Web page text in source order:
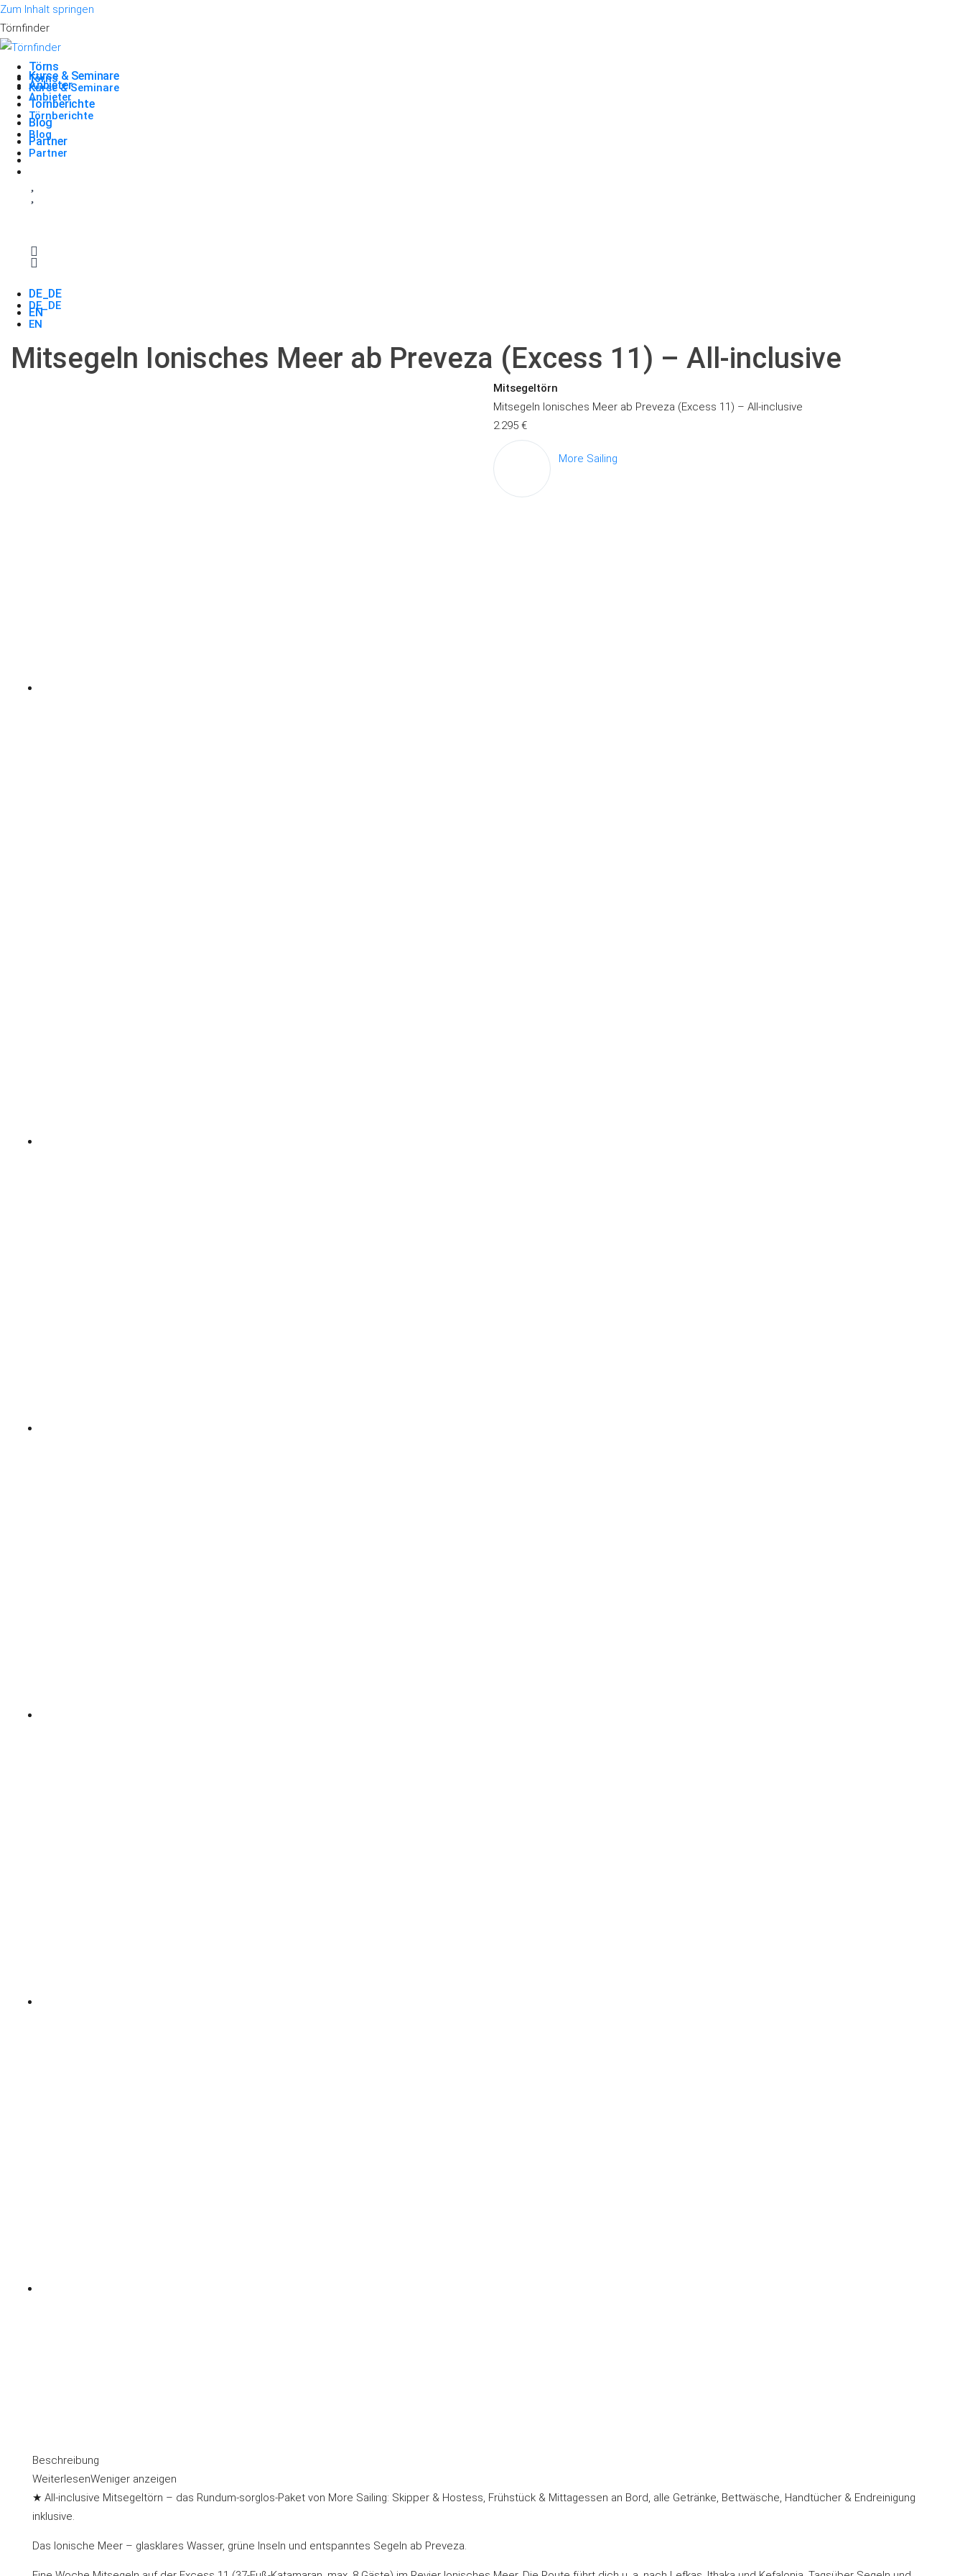
Zum Inhalt springen
Törnfinder
Törns
Kurse & Seminare
Anbieter
Törnberichte
Blog
Partner
DE_DE
EN
Törns
Kurse & Seminare
Anbieter
Törnberichte
Blog
Partner
DE_DE
EN
Mitsegeln Ionisches Meer ab Preveza (Excess 11) – All-inclusive
Mitsegeltörn
Mitsegeln Ionisches Meer ab Preveza (Excess 11) – All-inclusive
2.295 €
More Sailing
Beschreibung
WeiterlesenWeniger anzeigen
★ All-inclusive Mitsegeltörn – das Rundum-sorglos-Paket von More Sailing: Skipper & Hostess, Frühstück & Mittagessen an Bord, alle Getränke, Bettwäsche, Handtücher & Endreinigung
inklusive.
Das Ionische Meer – glasklares Wasser, grüne Inseln und entspanntes Segeln ab Preveza.